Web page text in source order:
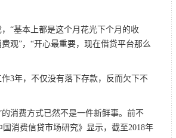
“基本上都是这个月花光下个月的收
观”，“开心最重要，现在借贷平台那么
年，不仅没有落下存款，反而欠下不
消费方式已然不是一件新鲜事。前不
消费信贷市场研究》显示，截至2018年